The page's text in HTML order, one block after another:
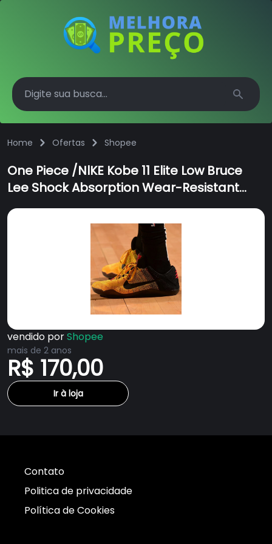
Search
Home Ofertas Shopee
One Piece /NlKE Kobe 11 Elite Low Bruce
Lee Shock Absorption Wear-Resistant
Anti-Slip Tênis Masculino Leve
Almofadado Sapatos de Basquetebol
Respiráveis Amarelo Preto 822675-706
vendido porShopee
mais de 2 anos
R$ 170,00
Ir à loja
Contato
Politica de privacidade
Política de Cookies